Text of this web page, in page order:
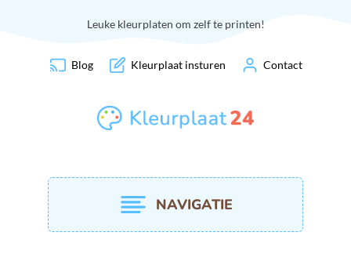
Leuke kleurplaten om zelf te printen!
Blog Kleurplaat insturen Contact
NAVIGATIE